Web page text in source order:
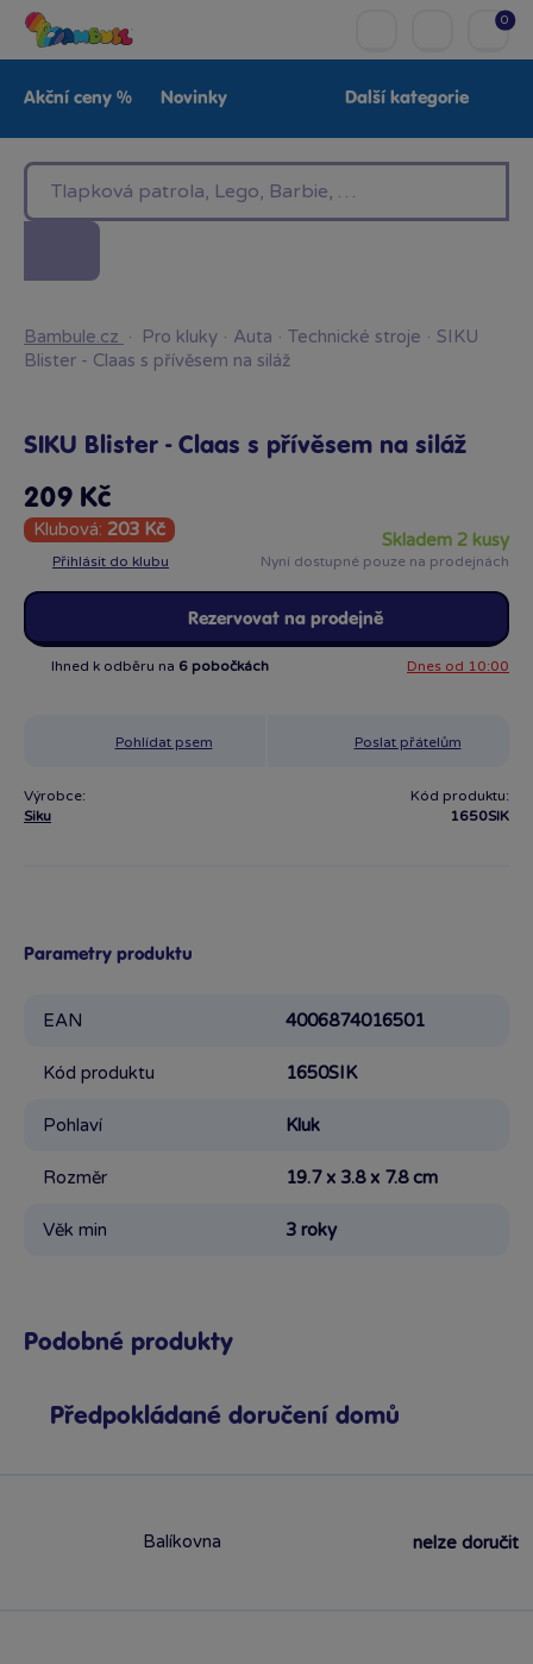
0
Akční ceny % Novinky
Baby Značky
Další kategorie
Bambule.cz · Pro kluky · Auta · Technické stroje · SIKU
Blister - Claas s přívěsem na siláž
SIKU Blister - Claas s přívěsem na siláž
209 Kč
Klubová: 203 Kč
Přihlásit do klubu
skladem 2 kusy
Nyní dostupné pouze na prodejnách
Rezervovat na prodejně
Ihned k odběru na 6 pobočkách Dnes od 10:00
Pohlídat psem Poslat přátelům
Výrobce:
Siku
Kód produktu:
1650SIK
Parametry produktu
EAN 4006874016501
Kód produktu 1650SIK
Pohlaví Kluk
Rozměr 19.7 x 3.8 x 7.8 cm
Věk min 3 roky
Podobné produkty
Předpokládané doručení domů
Balíkovna nelze doručit